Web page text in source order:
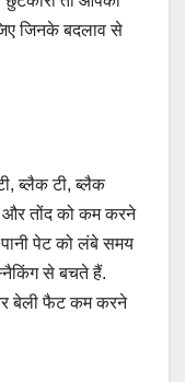
जिनके बदलाव से
टी, ब्लैक टी, ब्लैक
तोंद को कम करने
पेट को लंबे समय
से बचते हैं.
बेली फैट कम करने